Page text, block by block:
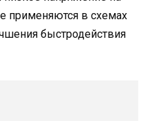
применяются в схемах
быстродействия